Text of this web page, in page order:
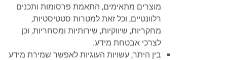
מוצרים מתאימים, התאמת פרסומות ותכנים
רלוונטיים, וכל זאת למטרות סטטיסטיות,
מחקריות, שיווקיות, שירותיות ומסחריות, וכן
לצרכי אבטחת מידע.
בין היתר, עשויות העוגיות לאפשר שמירת מידע